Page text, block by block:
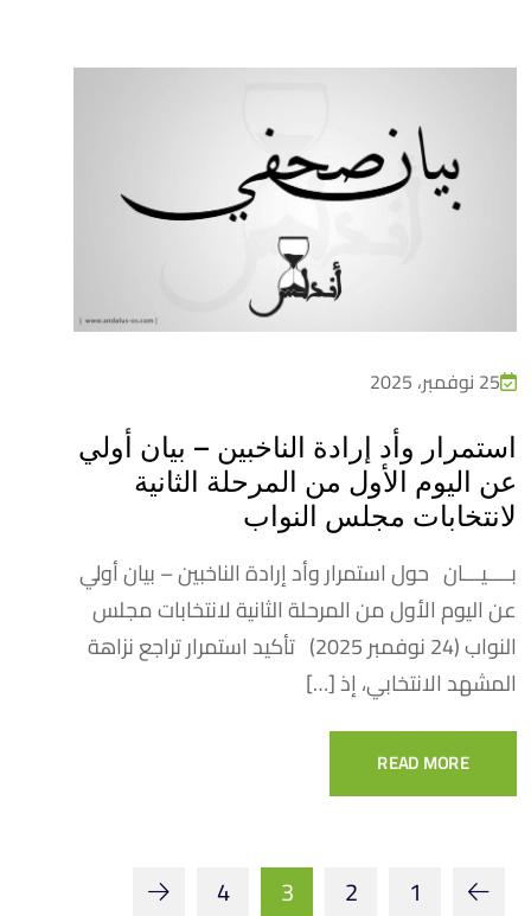
25 نوفمبر، 2025
استمرار وأد إرادة الناخبين – بيان أولي
عن اليوم الأول من المرحلة الثانية
لانتخابات مجلس النواب
بــــيـــان حول استمرار وأد إرادة الناخبين – بيان أولي
عن اليوم الأول من المرحلة الثانية لانتخابات مجلس
النواب (24 نوفمبر 2025) تأكيد استمرار تراجع نزاهة
المشهد الانتخابي، إذ […]
READ MORE
1
2
3
4